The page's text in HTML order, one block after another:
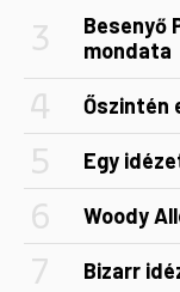
Besenyő
mondata
Őszintén
Egy
Woody
Bizarr